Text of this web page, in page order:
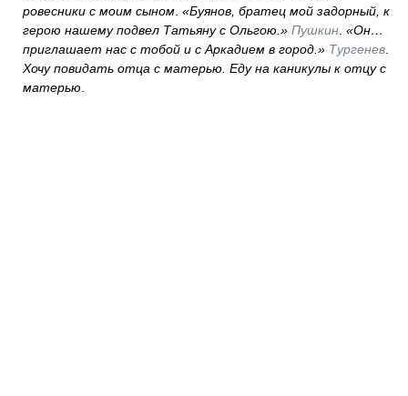
ровесники с моим сыном «Буянов, братец мой задорный, к
герою нашему подвел Татьяну с Ольгою.» Пушкин «Он…
приглашает нас с тобой и с Аркадием в город.» Тургенев
Хочу повидать отца с матерью. Еду на каникулы к отцу с
матерью